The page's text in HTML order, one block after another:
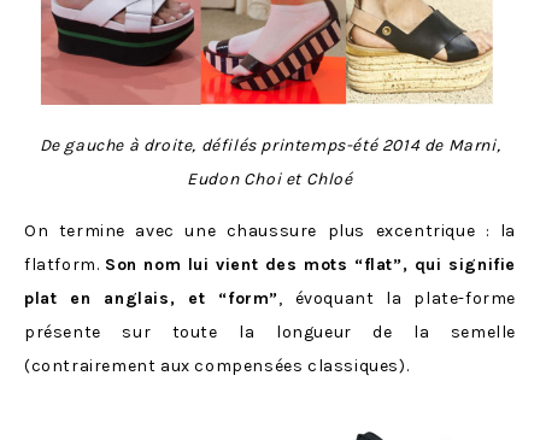
De gauche à droite, défilés printemps-été 2014 de Marni,
Eudon Choi et Chloé
On termine avec une chaussure plus excentrique : la
flatform. Son nom lui vient des mots “flat”, qui signifie
plat en anglais, et “form”, évoquant la plate-forme
présente sur toute la longueur de la semelle
(contrairement aux compensées classiques).